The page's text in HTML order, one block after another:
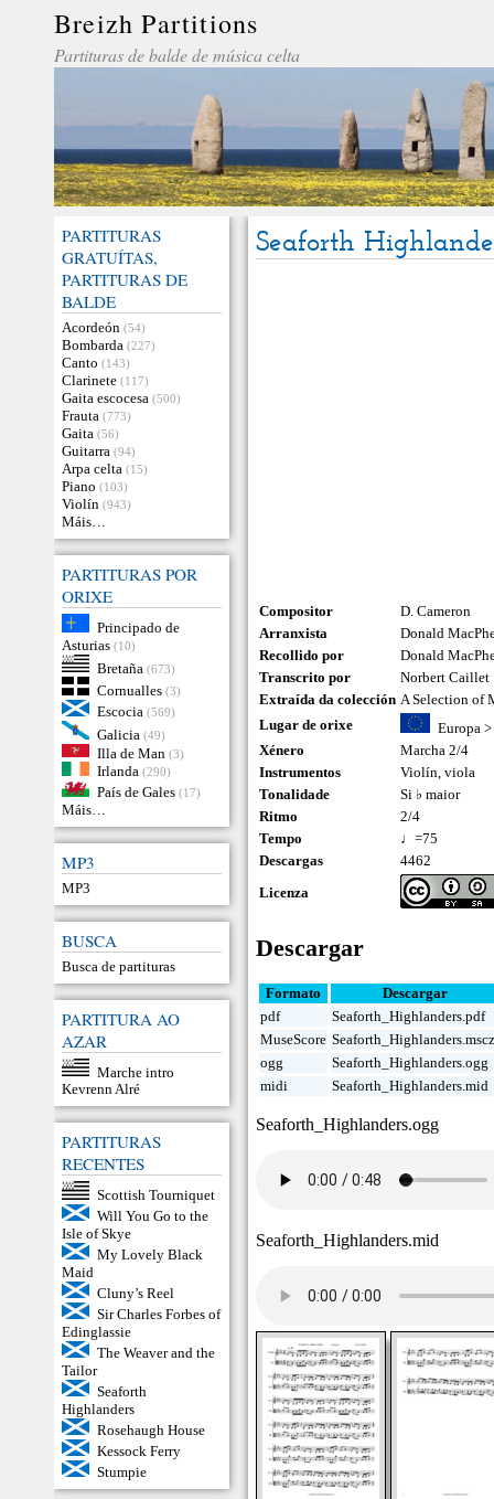
Breizh Partitions
Partituras de balde de música celta
PARTITURAS
GRATUÍTAS,
PARTITURAS DE
BALDE
Acordeón (54)
Bombarda (227)
Canto (143)
Clarinete (117)
Gaita escocesa (500)
Frauta (773)
Gaita (56)
Guitarra (94)
Arpa celta (15)
Piano (103)
Violín (943)
Máis…
PARTITURAS POR
ORIXE
Principado de
Asturias (10)
Bretaña (673)
Cornualles (3)
Escocia (569)
Galicia (49)
Illa de Man (3)
Irlanda (290)
País de Gales (17)
Máis…
MP3
MP3
BUSCA
Busca de partituras
PARTITURA AO
AZAR
Marche intro
Kevrenn Alré
PARTITURAS
RECENTES
Scottish Tourniquet
Will You Go to the
Isle of Skye
My Lovely Black
Maid
Cluny’s Reel
Sir Charles Forbes of
Edinglassie
The Weaver and the
Tailor
Seaforth
Highlanders
Rosehaugh House
Kessock Ferry
Stumpie
Seaforth
Compositor
D. Cameron
Arranxista
Donald
Recollido por
Donald
Transcrito por
Norbert Caillet
Extraída da colección A Selection of
Lugar de orixe
Europa>
Xénero
Marcha 2/4
Instrumentos
Violín,viola
Tonalidade
Si ♭ maior
Ritmo
2/4
Tempo
♩=75
Descargas
4462
Licenza
Descargar
Formato
Descargar
pdf
Seaforth_Highlanders.pdf
MuseScore
ogg
Seaforth_Highlanders.ogg
midi
Seaforth_Highlanders.mid
Seaforth_Highlanders.ogg
Seaforth_Highlanders.mid